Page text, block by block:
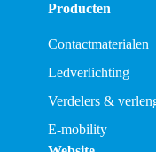
Producten
Contactmaterialen
Ledverlichting
Verdelers &
E-mobility